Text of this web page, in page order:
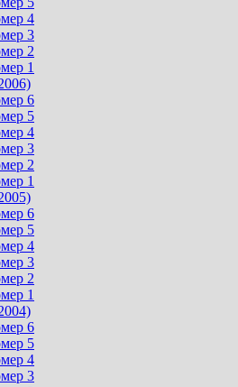
4
3
2
1
6
5
4
3
2
1
6
5
4
3
2
1
6
5
4
3